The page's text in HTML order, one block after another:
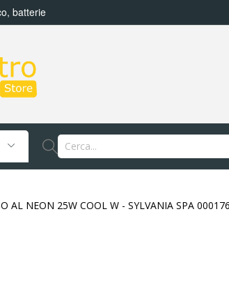
batterie
AL NEON 25W COOL W - SYLVANIA SPA